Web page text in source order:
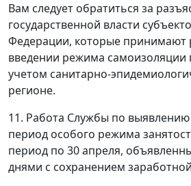
Вам следует обратиться за
государственной власти
Федерации, которые принимают
введении режима самоизоляции
учетом санитарно-
регионе.
11. Работа Службы по
период особого режима
период по 30 апреля,
днями с сохранением